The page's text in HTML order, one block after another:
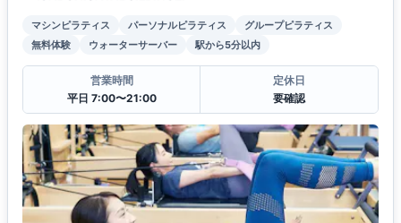
マシンピラティス パーソナルピラティス
グループピラティス
無料体験
ウォーターサーバー 駅から5分以内
営業時間
平日 7:00〜21:00
定休日
要確認